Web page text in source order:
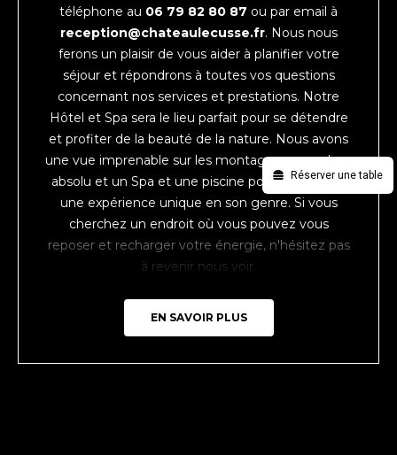
Réserver une table
téléphone au 06 79 82 80 87 ou par email à
reception@chateaulecusse.fr. Nous nous
ferons un plaisir de vous aider à planifier votre
séjour et répondrons à toutes vos questions
concernant nos services et prestations. Notre
Hôtel et Spa sera le lieu parfait pour se détendre
et profiter de la beauté de la nature. Nous avons
une vue imprenable sur les montagnes, un calme
absolu et un Spa et une piscine pour vous offre
une expérience unique en son genre. Si vous
cherchez un endroit où vous pouvez vous
reposer et recharger votre énergie, n'hésitez pas
à revenir nous voir.
EN SAVOIR PLUS